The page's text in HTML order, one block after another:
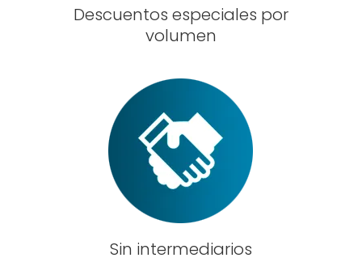
Descuentos especiales por
volumen
Sin intermediarios